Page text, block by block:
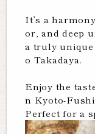
It’s a
or, and deep
a truly
o Takadaya.
Enjoy the
n Kyoto-
Perfect for a